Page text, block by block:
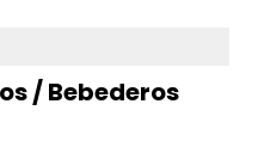
/ Bebederos